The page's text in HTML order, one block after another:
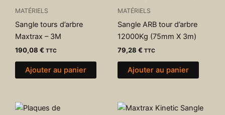
MATÉRIELS
Sangle tours d’arbre
Maxtrax – 3M
190,08 € TTC
Ajouter au panier
MATÉRIELS
Sangle ARB tour d’arbre
12000Kg (75mm X 3m)
79,28 € TTC
Ajouter au panier